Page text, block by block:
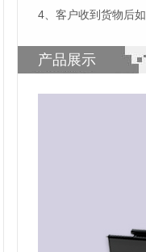
4、客户收到货物后
产品展示